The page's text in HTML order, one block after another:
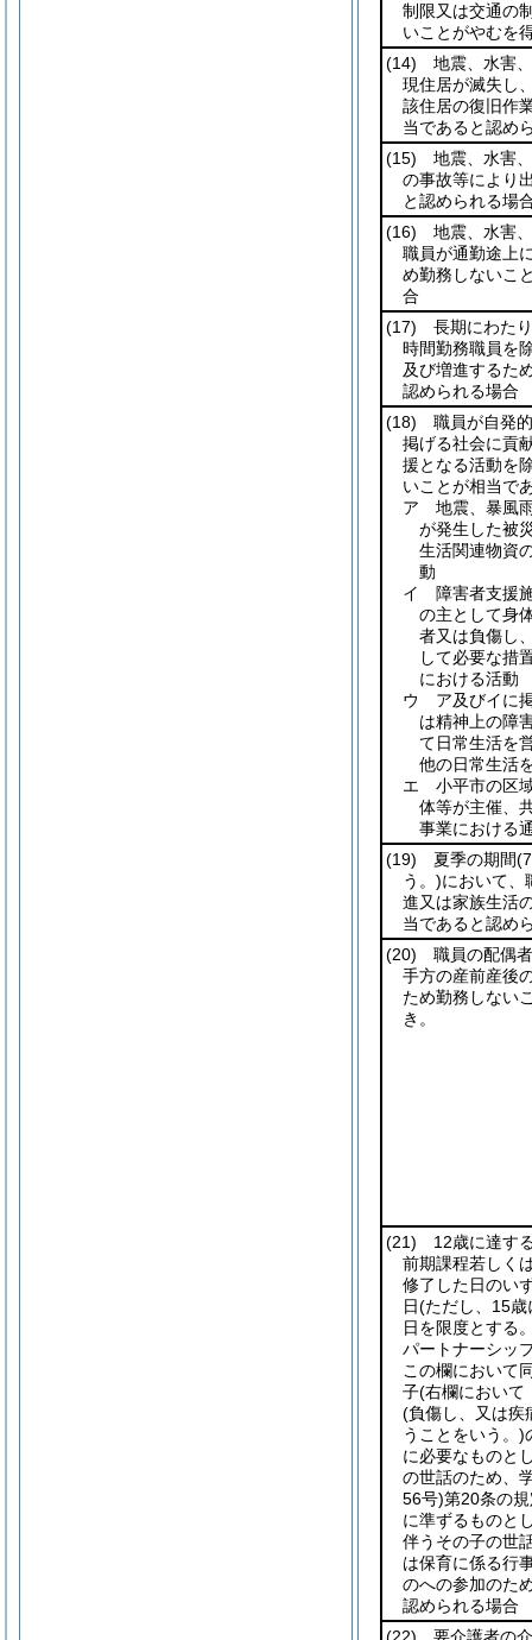
制限又は交通の
いことがやむを
(14) 地震、水害
現住居が滅失し
該住居の復旧作
当であると認め
(15) 地震、水害
の事故等により
と認められる場
(16) 地震、水害
職員が通勤途上
め勤務しないこ
合
(17) 長期にわた
時間勤務職員を
及び増進するた
認められる場合
(18) 職員が自発
掲げる社会に貢
援となる活動を
いことが相当で
ア 地震、暴風
が発生した被
生活関連物資
動
イ 障害者支援
の主として身
者又は負傷し
して必要な措
における活動
ウ ア及びイに
は精神上の障
て日常生活を
他の日常生活
エ 小平市の区
体等が主催、
事業における
(19) 夏季の期間
う。)において、
進又は家族生活
当であると認め
(20) 職員の配偶
手方の産前産後
ため勤務しない
き。
(21) 12歳に達す
前期課程若しく
修了した日のい
日(ただし、15歳
日を限度とする
パートナーシッ
この欄において
子(右欄において
(負傷し、又は疾
うことをいう。)
に必要なものと
の世話のため、
56号)第20条の
に準ずるものと
伴うその子の世
は保育に係る行
のへの参加のた
認められる場合